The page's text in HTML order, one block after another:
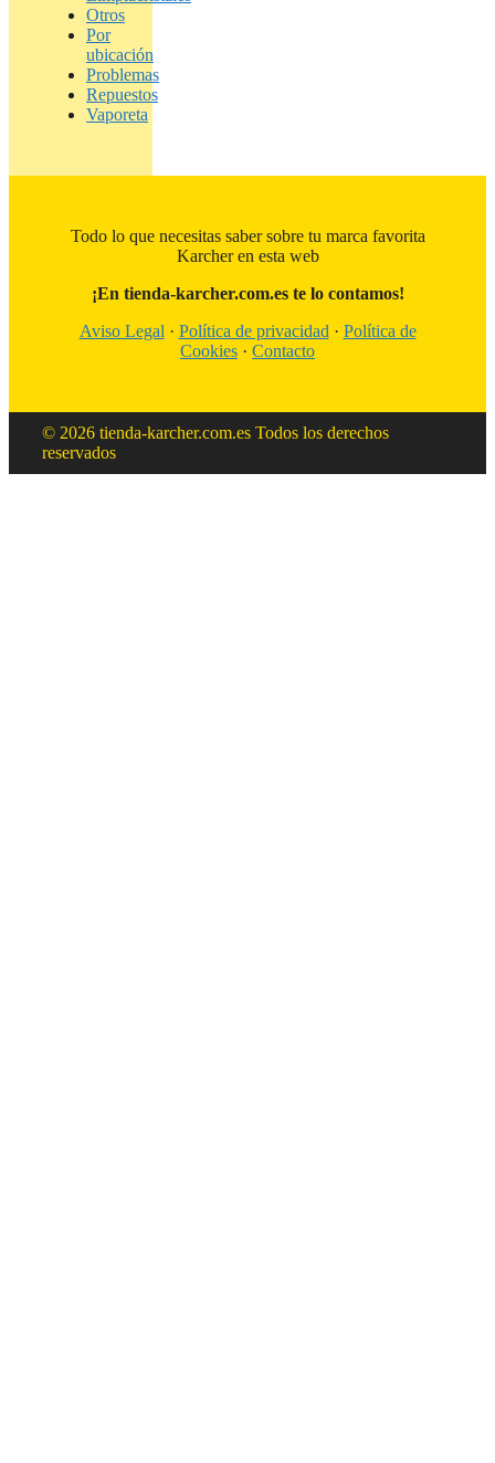
Otros
Por
ubicación
Problemas
Repuestos
Vaporeta
Todo lo que necesitas saber sobre tu marca favorita
Karcher en esta web
¡En tienda-karcher.com.es te lo contamos!
Aviso Legal · Política de privacidad · Política de
Cookies · Contacto
© 2026 tienda-karcher.com.es Todos los derechos
reservados